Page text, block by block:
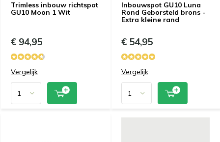
Trimless inbouw richtspot
GU10 Moon 1 Wit
€ 94,95
Vergelijk
Inbouwspot GU10 Luna
Rond Geborsteld brons -
Extra kleine rand
€ 54,95
Vergelijk